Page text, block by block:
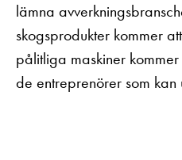
lämna
skogsprodukter kommer
pålitliga maskiner
de entreprenörer som